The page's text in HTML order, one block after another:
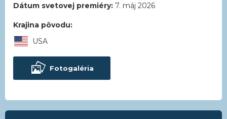
Dátum svetovej premiéry: 7. máj 2026
Krajina pôvodu:
USA
Fotogaléria